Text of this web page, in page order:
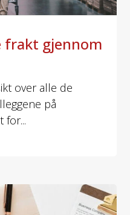
frakt gjennom
over alle de
på
for...